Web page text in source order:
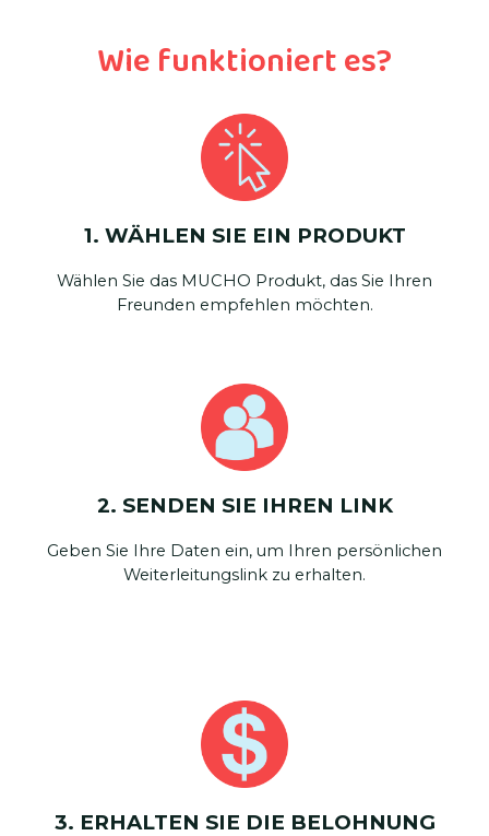
Wie funktioniert es?
1. WÄHLEN SIE EIN PRODUKT
Wählen Sie das MUCHO Produkt, das Sie Ihren
Freunden empfehlen möchten.
2. SENDEN SIE IHREN LINK
Geben Sie Ihre Daten ein, um Ihren persönlichen
Weiterleitungslink zu erhalten.
3. ERHALTEN SIE DIE BELOHNUNG